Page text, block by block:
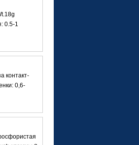
0.5-1
контакт-
0,6-